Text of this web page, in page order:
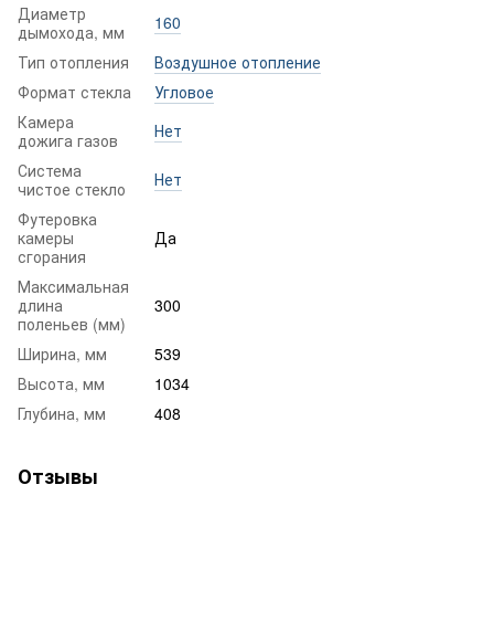
Диаметр
дымохода, мм
160
Тип отопления
Воздушное отопление
Формат стекла
Угловое
Камера
дожига газов
Нет
Система
чистое стекло
Нет
Футеровка
камеры
сгорания
Да
Максимальная
длина
поленьев (мм)
300
Ширина, мм
539
Высота, мм
1034
Глубина, мм
408
Отзывы